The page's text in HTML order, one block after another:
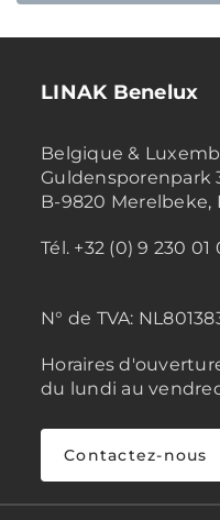
LINAK Benelux
Belgique &
Guldensporenpark
B-9820 Merelbeke,
Tél. +32 (0) 9 230 01
N° de TVA:
Horaires
du lundi au
Contactez-nous